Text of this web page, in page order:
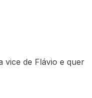
vice de Flávio e quer